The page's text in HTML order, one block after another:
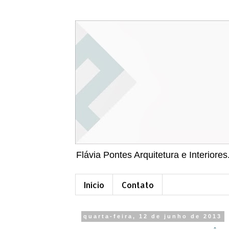
Flávia Pontes Arquitetura e
Início Contato
quarta-feira, 12 de junho de 2013